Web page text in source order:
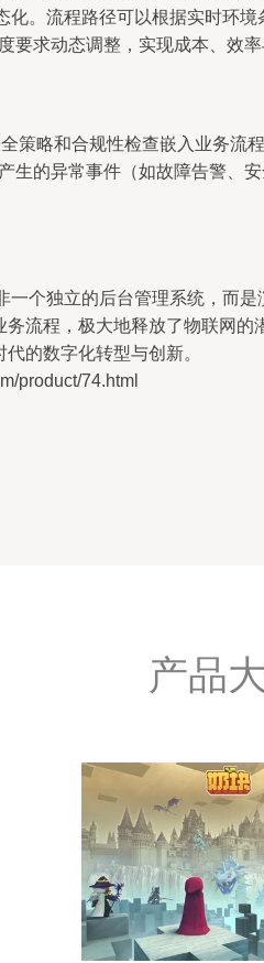
。流程路径可以根据实时环
求动态调整，实现成本、效率
策略和合规性检查嵌入业务
生的异常事件（如故障告警、
个独立的后台管理系统，而
流程，极大地释放了物联网
的数字化转型与创新。
product/74.html
产品